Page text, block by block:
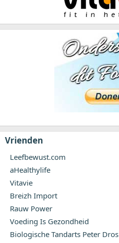
Vrienden
Leefbewust.com
aHealthylife
Vitavie
Breizh Import
Rauw Power
Voeding Is Gezondheid
Biologische Tandarts Peter Dros